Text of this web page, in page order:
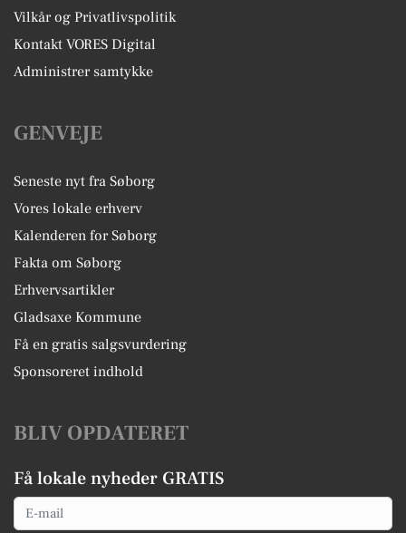
Vilkår og Privatlivspolitik
Kontakt VORES Digital
Administrer samtykke
GENVEJE
Seneste nyt fra Søborg
Vores lokale erhverv
Kalenderen for Søborg
Fakta om Søborg
Erhvervsartikler
Gladsaxe Kommune
Få en gratis salgsvurdering
Sponsoreret indhold
BLIV OPDATERET
Få lokale nyheder GRATIS
Email